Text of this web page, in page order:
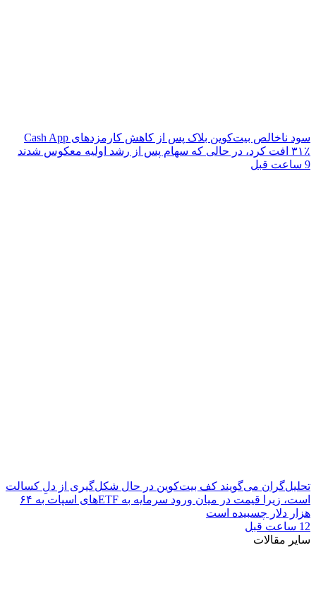
سود ناخالص بیت‌کوین بلاک پس از کاهش کارمزدهای Cash App
۳۱٪ افت کرد، در حالی که سهام پس از رشد اولیه معکوس شدند
9 ساعت قبل
تحلیل‌گران می‌گویند کف بیت‌کوین در حال شکل‌گیری از دلِ کسالت
است، زیرا قیمت در میان ورود سرمایه به ETFهای اسپات به ۶۴
هزار دلار چسبیده است
12 ساعت قبل
سایر مقالات